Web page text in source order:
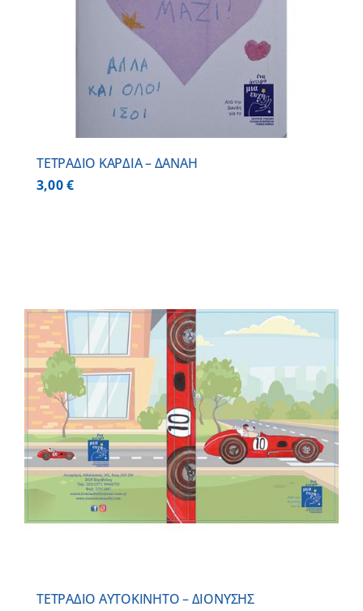
ΤΕΤΡΑΔΙΟ ΚΑΡΔΙΑ – ΔΑΝΑΗ
3,00€
ΤΕΤΡΑΔΙΟ ΑΥΤΟΚΙΝΗΤΟ – ΔΙΟΝΥΣΗΣ